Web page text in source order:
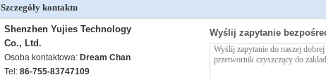
Szczegóły kontaktu
Shenzhen Yujies Technology
Co., Ltd.
Osoba kontaktowa: Dream Chan
Tel: 86-755-83747109
Wyślij zapytanie